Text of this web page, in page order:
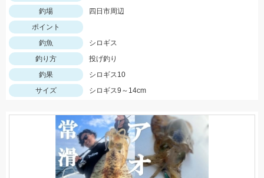
釣場
四日市周辺
ポイント
釣魚
シロギス
釣り方
投げ釣り
釣果
シロギス10
サイズ
シロギス9～14cm